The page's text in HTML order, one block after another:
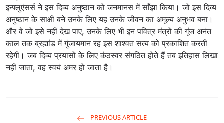
इन्फ्लुएंसर्स ने इस दिव्य अनुष्ठान को जनमानस में साँझा किया। जो इस दिव्य
अनुष्ठान के साक्षी बने उनके लिए यह उनके जीवन का अमूल्य अनुभव बना।
और वे जो इसे नहीं देख पाए, उनके लिए भी इन पवित्र मंत्रों की गूंज अनंत
काल तक ब्रह्मांड में गुंजायमान रह इस शाश्वत सत्य को प्रकाशित करती
रहेगी। जब दिव्य प्रयासों के लिए कंठस्वर संगठित होते हैं तब इतिहास लिखा
नहीं जाता, वह स्वयं अमर हो जाता है।
PREVIOUS ARTICLE